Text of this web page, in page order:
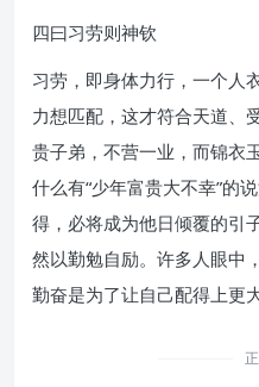
四曰习劳则神钦
习劳，即身体力行，一个人
力想匹配，这才符合天道、
贵子弟，不营一业，而锦衣
什么有“少年富贵大不幸”的
得，必将成为他日倾覆的引
然以勤勉自励。许多人眼中
勤奋是为了让自己配得上更